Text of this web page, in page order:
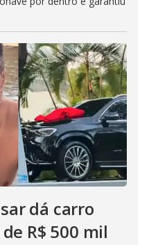
dá carro
R$ 500 mil